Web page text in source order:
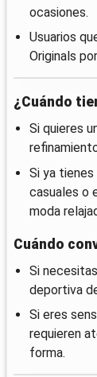
ocasiones.
Usuarios
Originals
¿Cuándo
Si quieres
Si ya
casuales o
moda
Cuándo
Si
deportiva
Si eres
requieren
forma.